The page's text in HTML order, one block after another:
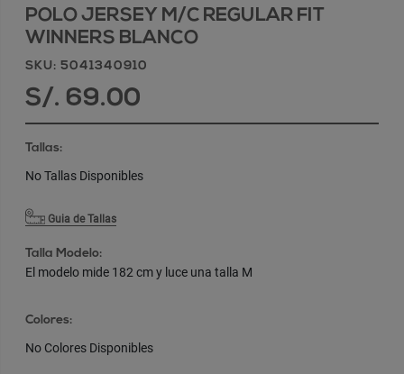
POLO JERSEY M/C REGULAR FIT
WINNERS BLANCO
SKU: 5041340910
S/. 69.00
Tallas:
No Tallas Disponibles
Guia de Tallas
Talla Modelo:
El modelo mide 182 cm y luce una talla M
Colores:
No Colores Disponibles